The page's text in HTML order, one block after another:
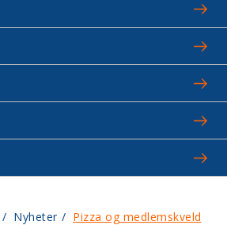
/ Nyheter / Pizza og medlemskveld